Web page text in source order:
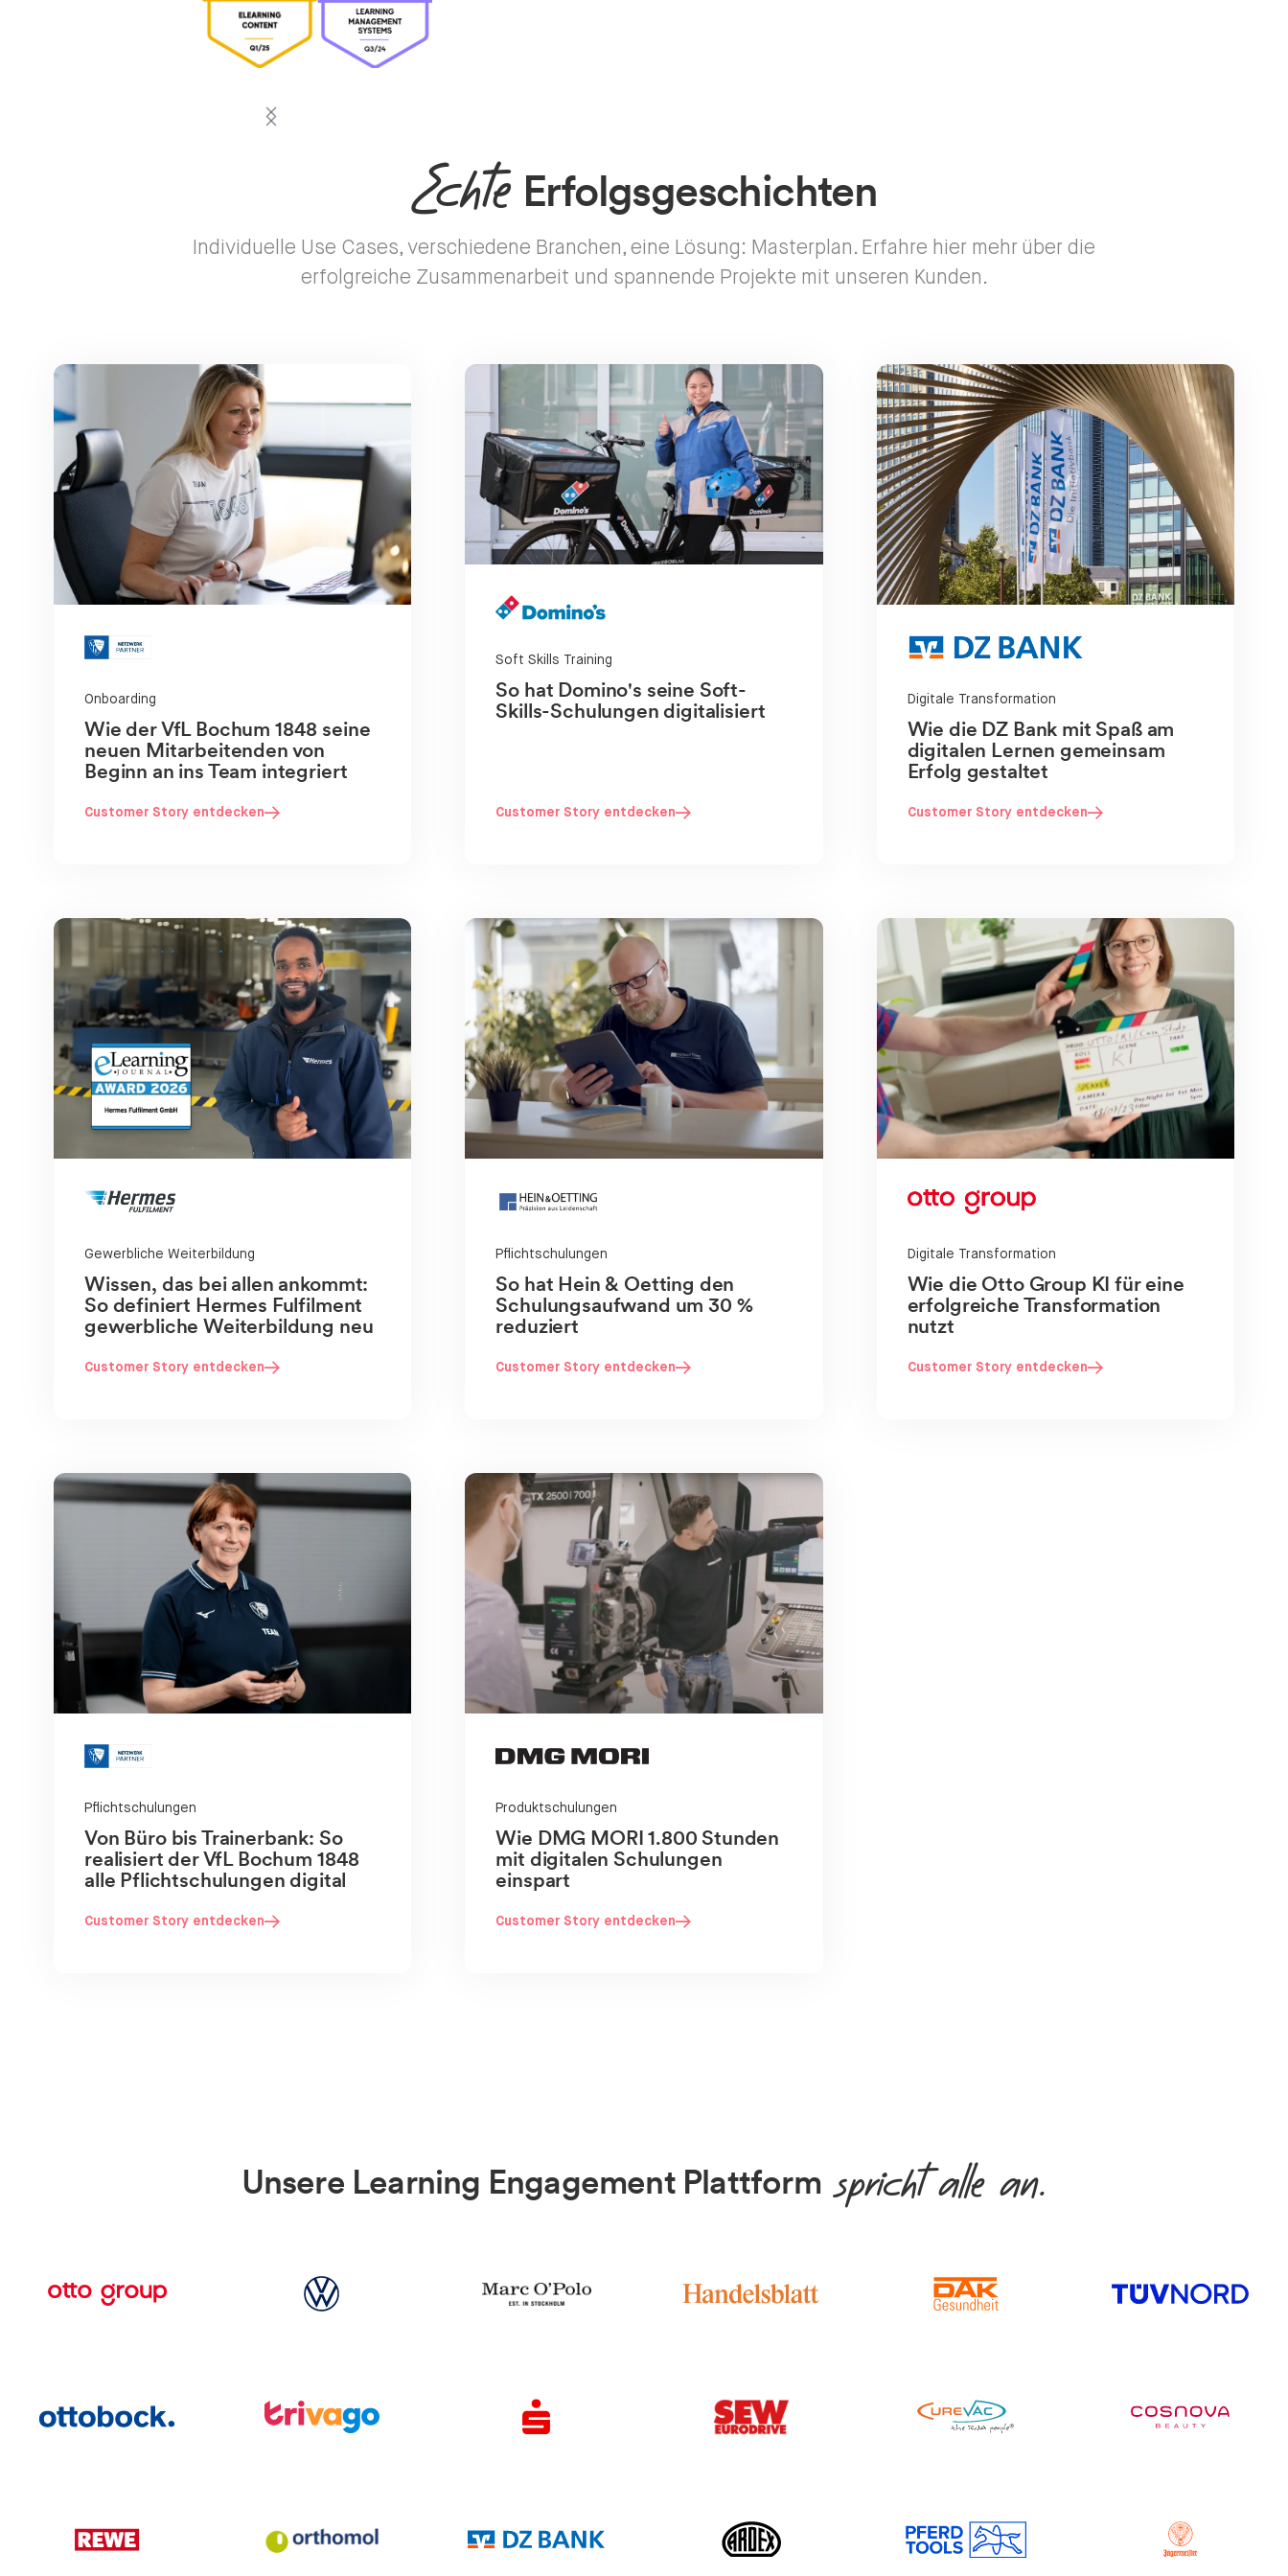
Echte Erfolgsgeschichten
Individuelle Use Cases, verschiedene Branchen, eine Lösung: Masterplan. Erfahre hier mehr über die
erfolgreiche Zusammenarbeit und spannende Projekte mit unseren Kunden.
Onboarding
Wie der VfL Bochum 1848 seine
neuen Mitarbeitenden von
Beginn an ins Team integriert
Customer Story entdecken
Soft Skills Training
So hat Domino's seine Soft-
Skills-Schulungen digitalisiert
Customer Story entdecken
Digitale Transformation
Wie die DZ Bank mit Spaß am
digitalen Lernen gemeinsam
Erfolg gestaltet
Customer Story entdecken
Gewerbliche Weiterbildung
Wissen, das bei allen ankommt:
So definiert Hermes Fulfilment
gewerbliche Weiterbildung neu
Customer Story entdecken
Pflichtschulungen
So hat Hein & Oetting den
Schulungsaufwand um 30 %
reduziert
Customer Story entdecken
Digitale Transformation
Wie die Otto Group KI für eine
erfolgreiche Transformation
nutzt
Customer Story entdecken
Pflichtschulungen
Von Büro bis Trainerbank: So
realisiert der VfL Bochum 1848
alle Pflichtschulungen digital
Customer Story entdecken
Produktschulungen
Wie DMG MORI 1.800 Stunden
mit digitalen Schulungen
einspart
Customer Story entdecken
Unsere Learning Engagement Plattform spricht alle an.